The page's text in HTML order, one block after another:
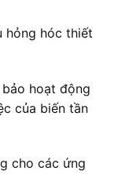
hỏng hóc thiết
hoạt động
của biến tần
cho các ứng